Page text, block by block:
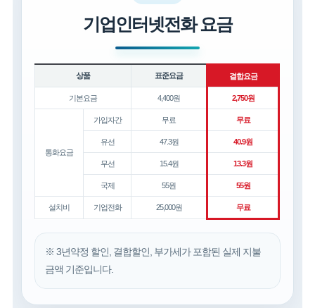
기업인터넷전화 요금
상품 표준요금 결합요금
기본요금 4,400원 2,750원
통화요금
가입자간 무료 무료
유선 47.3원 40.9원
무선 15.4원 13.3원
국제 55원 55원
설치비 기업전화 25,000원 무료
※ 3년약정 할인, 결합할인, 부가세가 포함된 실제 지불
금액 기준입니다.